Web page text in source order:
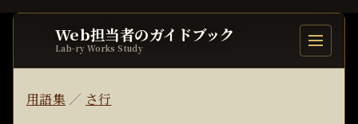
Web担当者のガイドブック
Lab-ry Works Study 目次を開
用語集／ さ行